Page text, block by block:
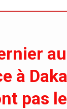
à
pas